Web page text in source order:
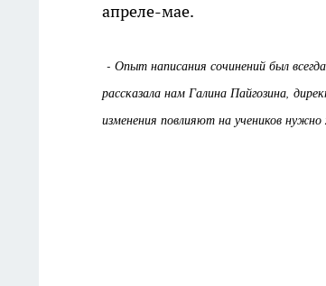
апреле-мае.
- Опыт написания сочинений был
рассказала нам Галина Пайгозина,
изменения повлияют на учеников